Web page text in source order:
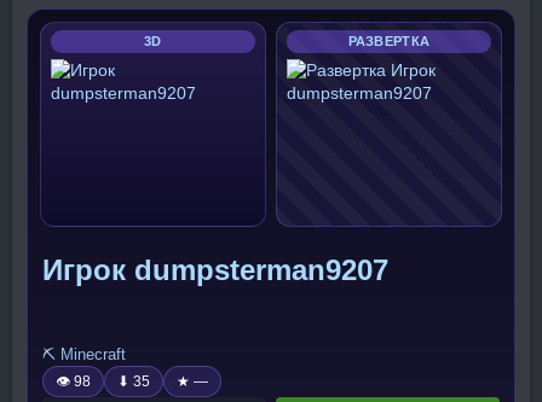
3D РАЗВЕРТКА
Игрок dumpsterman9207
⛏️ Minecraft
👁 98 ⬇ 35 ★ —